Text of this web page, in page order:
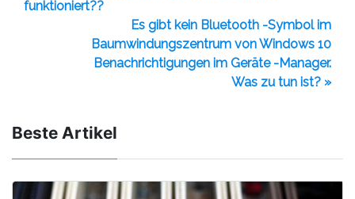
funktioniert??
Es gibt kein Bluetooth -Symbol im
Baumwindungszentrum von Windows 10
Benachrichtigungen im Geräte -Manager.
Was zu tun ist? »
Beste Artikel